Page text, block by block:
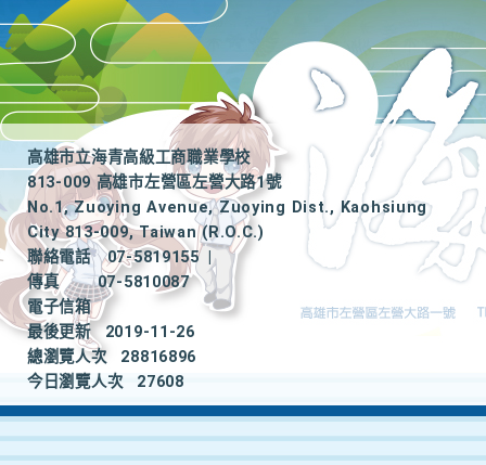
高雄市立海青高級工商職業學校
813-009 高雄市左營區左營大路1號
No.1, Zuoying Avenue, Zuoying Dist., Kaohsiung
City 813-009, Taiwan (R.O.C.)
聯絡電話
07-5819155
|
傳真
07-5810087
電子信箱
最後更新
2019-11-26
總瀏覽人次
28816896
今日瀏覽人次
27608